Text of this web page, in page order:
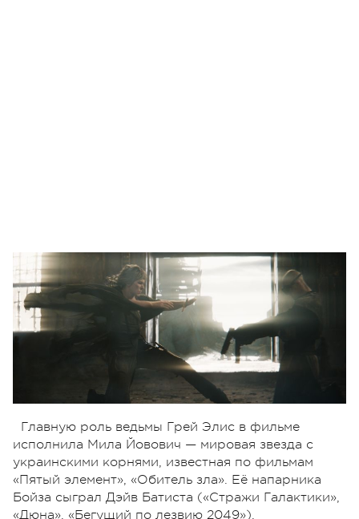
Главную роль ведьмы Грей Элис в фильме
исполнила Мила Йовович — мировая звезда с
украинскими корнями, известная по фильмам
«Пятый элемент», «Обитель зла». Её напарника
Бойза сыграл Дэйв Батиста («Стражи Галактики»,
«Дюна», «Бегущий по лезвию 2049»).